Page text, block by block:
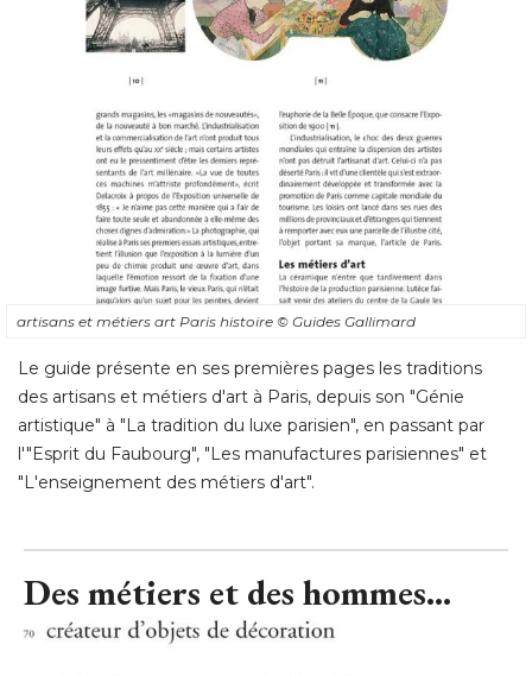
artisans et métiers art Paris histoire © Guides Gallimard
Le guide présente en ses premières pages les traditions
des artisans et métiers d'art à Paris, depuis son "Génie
artistique" à "La tradition du luxe parisien", en passant par
l'"Esprit du Faubourg", "Les manufactures parisiennes" et
"L'enseignement des métiers d'art".
Des métiers et des hommes...